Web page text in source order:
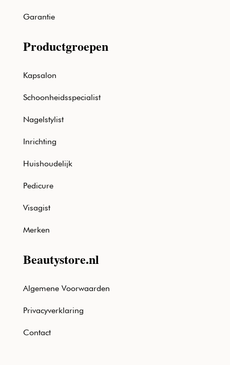
Garantie
Productgroepen
Kapsalon
Schoonheidsspecialist
Nagelstylist
Inrichting
Huishoudelijk
Pedicure
Visagist
Merken
Beautystore.nl
Algemene Voorwaarden
Privacyverklaring
Contact